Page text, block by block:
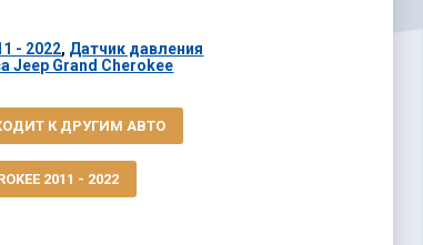
- 2022, Датчик давления
Jeep Grand Cherokee
К ДРУГИМ АВТО
2011 - 2022